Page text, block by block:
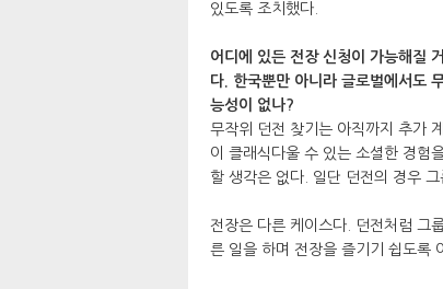
있도록 조치했다.
어디에 있든 전장 신청이 가능해질
다. 한국뿐만 아니라 글로벌에서도
능성이 없나?
무작위 던전 찾기는 아직까지 추가
이 클래식다울 수 있는 소셜한 경험
할 생각은 없다. 일단 던전의 경우 그
전장은 다른 케이스다. 던전처럼 그
른 일을 하며 전장을 즐기기 쉽도록